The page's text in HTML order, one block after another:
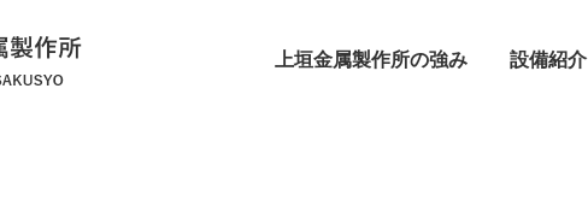
上垣金属製作所の強み 設備紹介